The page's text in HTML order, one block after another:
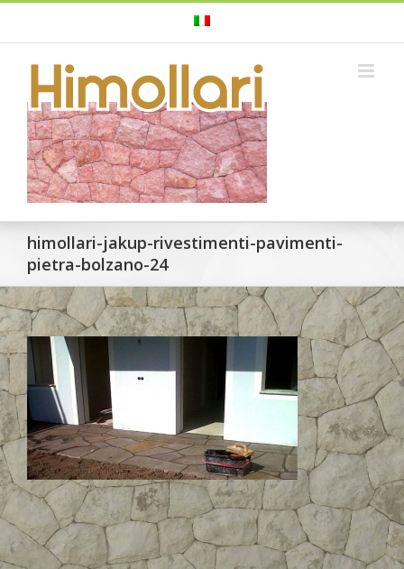
himollari-jakup-rivestimenti-pavimenti-
pietra-bolzano-24